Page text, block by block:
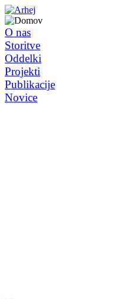
O nas
Storitve
Oddelki
Projekti
Publikacije
Novice